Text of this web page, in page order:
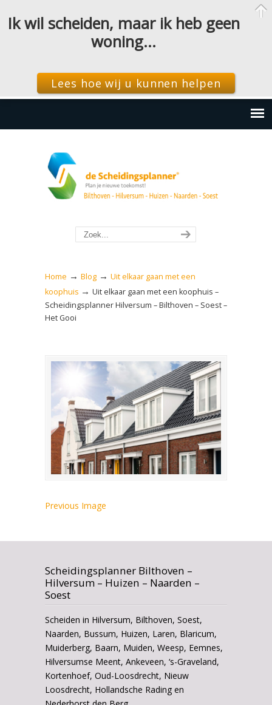
Home → Blog → Uit elkaar gaan met een
koophuis → Uit elkaar gaan met een koophuis –
Scheidingsplanner Hilversum – Bilthoven – Soest –
Het Gooi
Previous Image
Scheidingsplanner Bilthoven –
Hilversum – Huizen – Naarden –
Soest
Scheiden in Hilversum, Bilthoven, Soest,
Naarden, Bussum, Huizen, Laren, Blaricum,
Muiderberg, Baarn, Muiden, Weesp, Eemnes,
Hilversumse Meent, Ankeveen, ‘s-Graveland,
Kortenhoef, Oud-Loosdrecht, Nieuw
Loosdrecht, Hollandsche Rading en
Ik wil scheiden, maar ik heb geen
woning…
Lees hoe wij u kunnen helpen